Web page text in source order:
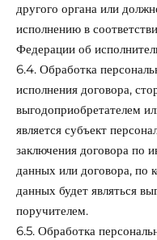
другого органа или
исполнению в
Федерации об
6.4. Обработка
исполнения договора,
выгодоприобретателем
является субъект
заключения договора по
данных или договора, по
данных будет являться
поручителем.
6.5. Обработка